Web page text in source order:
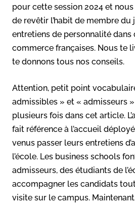
pour cette session 2024 et
de revêtir l’habit de membre
entretiens de personnalité dans
commerce françaises. Nous te
te donnons tous nos conseils.
Attention, petit point
admissibles » et « admisseurs
plusieurs fois dans cet article.
fait référence à l’accueil
venus passer leurs entretiens
l’école. Les business schools
admisseurs, des étudiants de
accompagner les candidats
visite sur le campus.